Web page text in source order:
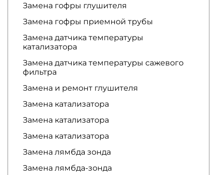
Замена гофры глушителя
Замена гофры приемной трубы
Замена датчика температуры
катализатора
Замена датчика температуры сажевого
фильтра
Замена и ремонт глушителя
Замена катализатора
Замена катализатора
Замена катализатора
Замена лямбда зонда
Замена лямбда-зонда